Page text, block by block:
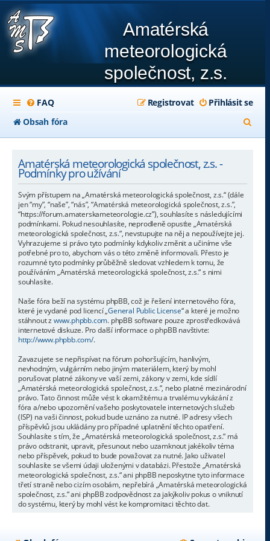
Amatérská
meteorologická
společnost, z.s.
FAQ Přihlásit se
Registrovat
Obsah fóra
l
Amatérská meteorologická společnost, z.s. -
Podmínky pro užívání
Svým přístupem na „Amatérská meteorologická společnost, z.s.“ (dále
jen “my”, “naše”, “nás”, “Amatérská meteorologická společnost, z.s.”,
“https://forum.amaterskameteorologie.cz”), souhlasíte s následujícími
podmínkami. Pokud nesouhlasíte, neprodleně opusťte „Amatérská
meteorologická společnost, z.s.“, nevstupujte na něj a nepoužívejte jej.
Vyhrazujeme si právo tyto podmínky kdykoliv změnit a učiníme vše
potřebné pro to, abychom vás o této změně informovali. Přesto je
rozumné tyto podmínky průběžně sledovat vzhledem k tomu, že
používáním „Amatérská meteorologická společnost, z.s.“ s nimi
souhlasíte.
Naše fóra beží na systému phpBB, což je řešení internetového fóra,
které je vydané pod licencí „General Public License“ a které je možno
stáhnout z www.phpbb.com. phpBB software pouze zprostředkovává
internetové diskuze. Pro další informace o phpBB navštivte:
http://www.phpbb.com/.
Zavazujete se nepřispívat na fórum pohoršujícím, hanlivým,
nevhodným, vulgárním nebo jiným materiálem, který by mohl
porušovat platné zákony ve vaší zemi, zákony v zemi, kde sídlí
„Amatérská meteorologická společnost, z.s.“, nebo platné mezinárodní
právo. Tato činnost může vést k okamžitému a trvalému vykázání z
fóra a/nebo upozornění vašeho poskytovatele internetových služeb
(ISP) na vaši činnost, pokud bude uznáno za nutné. IP adresy všech
příspěvků jsou ukládány pro případné uplatnění těchto opatření.
Souhlasíte s tím, že „Amatérská meteorologická společnost, z.s.“ má
právo odstranit, upravit, přesunout nebo uzamknout jakékoliv téma
nebo příspěvek, pokud to bude považovat za nutné. Jako uživatel
souhlasíte se všemi údaji uloženými v databázi. Přestože „Amatérská
meteorologická společnost, z.s.“ ani phpBB neposkytne tyto informace
třetí straně nebo cizím osobám, nepřebírá „Amatérská meteorologická
společnost, z.s.“ ani phpBB zodpovědnost za jakýkoliv pokus o vniknutí
do systému, který by mohl vést ke kompromitaci těchto dat.